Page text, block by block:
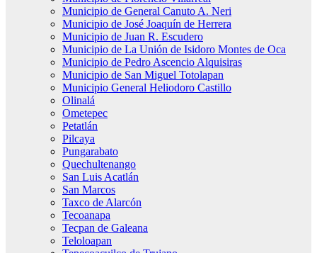
Municipio de General Canuto A. Neri
Municipio de José Joaquín de Herrera
Municipio de Juan R. Escudero
Municipio de La Unión de Isidoro Montes de Oca
Municipio de Pedro Ascencio Alquisiras
Municipio de San Miguel Totolapan
Municipio General Heliodoro Castillo
Olinalá
Ometepec
Petatlán
Pilcaya
Pungarabato
Quechultenango
San Luis Acatlán
San Marcos
Taxco de Alarcón
Tecoanapa
Tecpan de Galeana
Teloloapan